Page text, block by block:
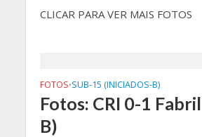
CLICAR PARA VER MAIS FOTOS
FOTOS•SUB-15 (INICIADOS-B)
Fotos: CRI 0-1
B)